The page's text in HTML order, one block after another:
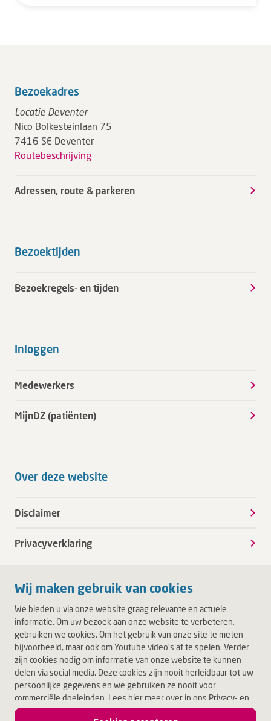
Wij maken gebruik van cookies
We bieden u via onze website graag relevante en actuele
informatie. Om uw bezoek aan onze website te verbeteren,
gebruiken we cookies. Om het gebruik van onze site te meten
bijvoorbeeld, maar ook om Youtube video's af te spelen. Verder
zijn cookies nodig om informatie van onze website te kunnen
delen via social media. Deze cookies zijn nooit herleidbaar tot uw
persoonlijke gegevens en we gebruiken ze nooit voor
commerciële doeleinden. Lees hier meer over in ons Privacy- en
Cookiebeleid. Door op Akkoord te klikken, accepteert u alle
Bezoekadres
Locatie Deventer
Nico Bolkesteinlaan 75
7416 SE Deventer
Routebeschrijving
Adressen, route & parkeren
Bezoektijden
Bezoekregels- en tijden
Inloggen
Medewerkers
MijnDZ (patiënten)
Over deze website
Disclaimer
Privacyverklaring